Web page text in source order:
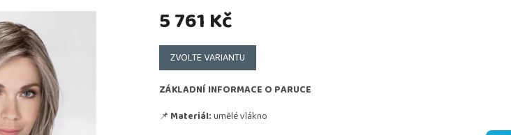
5 761 Kč
Měrná
cena:
ZVOLTE VARIANTU
ZÁKLADNÍ INFORMACE O PARUCE
📌Materiál:umělé vlákno